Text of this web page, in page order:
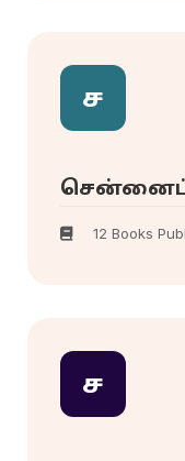
ச
12 Books
ச